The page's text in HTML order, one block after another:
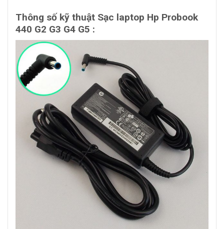
Thông số kỹ thuật Sạc laptop Hp Probook
440 G2 G3 G4 G5 :